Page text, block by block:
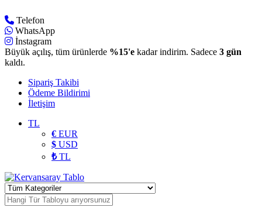
Telefon
WhatsApp
İnstagram
Büyük açılış, tüm ürünlerde %15'e kadar indirim. Sadece 3 gün
kaldı.
Sipariş Takibi
Ödeme Bildirimi
İletişim
TL
€ EUR
$ USD
₺TL